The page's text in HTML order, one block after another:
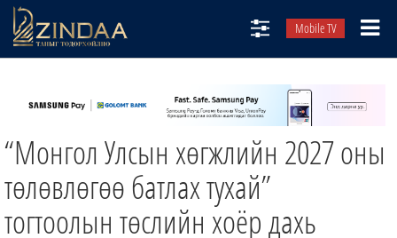
Mobile TV
ТВ8
ӨГЛӨӨНИЙ СОНИН
“Монгол Улсын хөгжлийн 2027 оны
төлөвлөгөө батлах тухай”
тогтоолын төслийн хоёр дахь